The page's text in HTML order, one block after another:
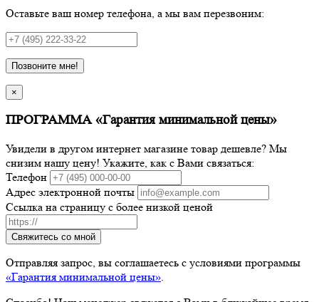
Оставьте ваш номер телефона, а мы вам перезвоним:
Позвоните мне!
×
ПРОГРАММА «Гарантия минимальной цены»
Увидели в другом интернет магазине товар дешевле? Мы
снизим нашу цену! Укажите, как с Вами связаться:
Телефон
Адрес электронной почты
Ссылка на страницу с более низкой ценой
Свяжитесь со мной
Отправляя запрос, вы соглашаетесь с условиями программы
«Гарантия минимальной цены».